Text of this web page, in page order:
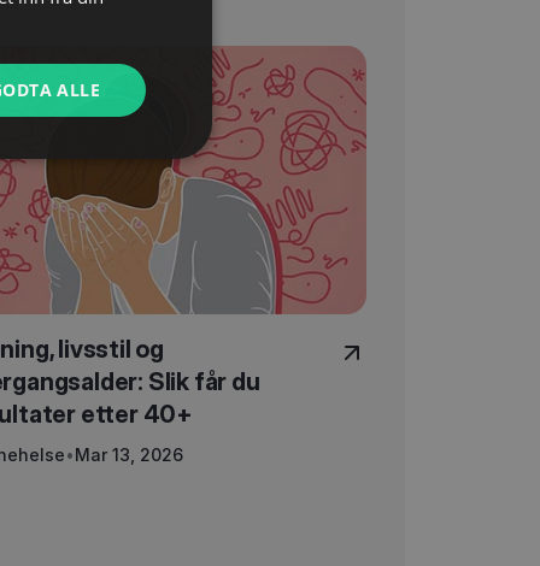
livsstil og
Slik får du
etter 40+
• Mar 13, 2026
ALLE